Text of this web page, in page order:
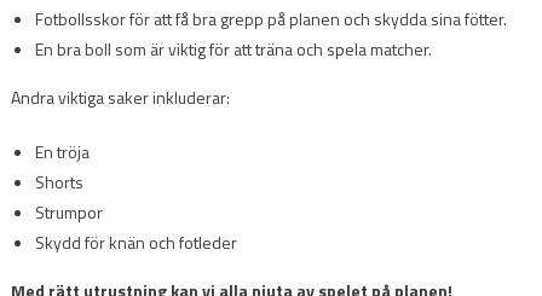
Fotbollsskor för att få bra grepp på planen och skydda sina fötter.
En bra boll som är viktig för att träna och spela matcher.
Andra viktiga saker inkluderar:
En tröja
Shorts
Strumpor
Skydd för knän och fotleder
Med rätt utrustning kan vi alla njuta av spelet på planen!